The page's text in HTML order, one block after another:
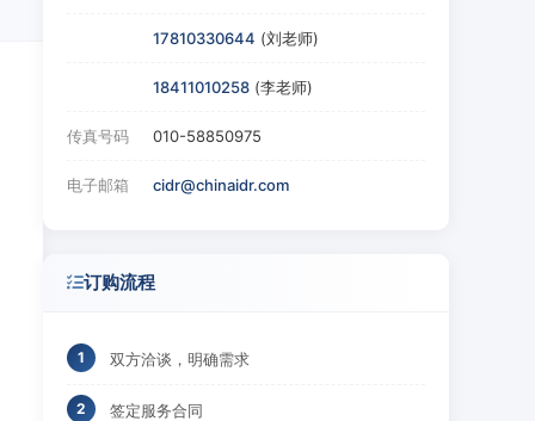
17810330644 (刘老师)
18411010258 (李老师)
传真号码 010-58850975
电子邮箱 cidr@chinaidr.com
订购流程
双方洽谈，明确需求
签定服务合同